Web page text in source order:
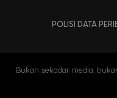
POLISI DATA
Bukan sekadar media,